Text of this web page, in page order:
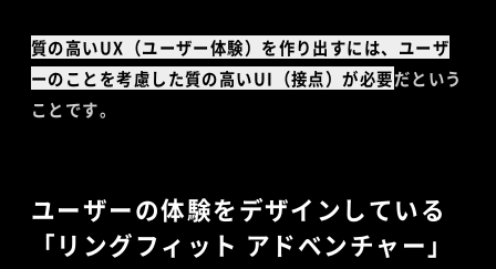
質の高いUX（ユーザー体験）を作り出すには、ユーザ
ーのことを考慮した質の高いUI（接点）が必要だという
ことです。
ユーザーの体験をデザインしている
「リングフィット アドベンチャー」